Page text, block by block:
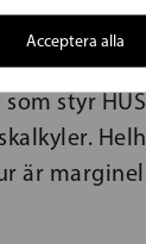
Acceptera alla
styr
är